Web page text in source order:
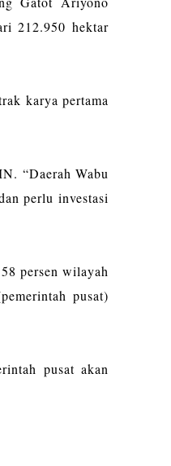
212.950 hektar
karya pertama
“Daerah Wabu
perlu investasi
persen wilayah
pusat)
pusat akan